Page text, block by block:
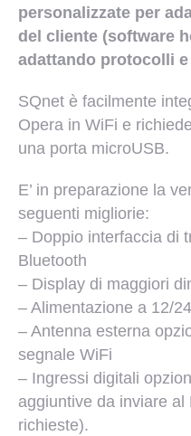
personalizzate per
del cliente (software
adattando protocolli
SQnet è facilmente
Opera in WiFi e
una porta microUSB.
E’ in preparazione la
seguenti migliorie:
– Doppio interfaccia di
Bluetooth
– Display di maggiori
– Alimentazione a 12/
– Antenna esterna
segnale WiFi
– Ingressi digitali
aggiuntive da inviare
richieste).